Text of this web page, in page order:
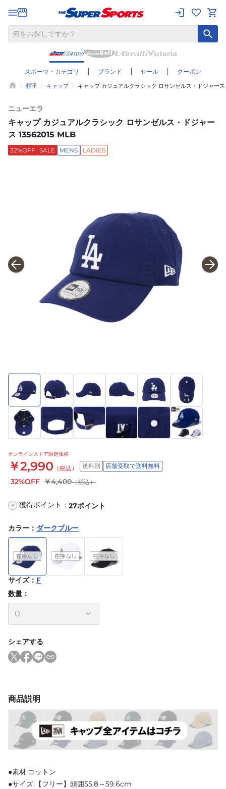
スポーツ・カテゴリ ブランド セール クーポン
帽子 キャップ キャップ カジュアルクラシック ロサンゼルス・ドジャー
ニューエラ
キャップ カジュアルクラシック ロサンゼルス・ドジャー
ス 13562015 MLB
32%OFF SALE MENS LADIES
オンラインストア限定価格
￥2,990 （税込） 送料別 店舗受取で送料無料
32%OFF ￥4,400（税込）
P 獲得ポイント： 27ポイント
カラー ： ダークブルー
サイズ： F
数量：
シェアする
商品説明
●素材:コットン
●サイズ:【フリー】頭囲55.8～59.6cm